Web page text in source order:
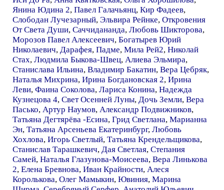
Янина Юдина 2, Павел Галачьянц, Кир Фадеев,
Слободан Лучезарный, Эльвира Рейнке, Откровения
От Света Души, Саччидананда, Любовь Шикторова,
Морозов Павел Алексеевич, Богатырев Юрий
Николаевич, Дарафея, Падме, Мила Рей2, Николай
Стах, Людмила Быкова-Швец, Алиева Эльмира,
Станислава Ильина, Владимир Бакатин, Вера Цебряк,
Наталья Михрина, Ирина Богдановская 2, Ирина
Леви, Фаина Соколова, Лариса Конина, Надежда
Кузнецова 4, Свет Осенней Луны, Дочь Земли, Вера
Пасько, Артур Наумов, Александр Подвижников,
Татьяна Дегтярёва -Есина, Грид Светлана, Марианна
Эн, Татьяна Арсеньева Екатеринбург, Любовь
Хохлова, Игорь Светлый, Татьяна Крендельщикова,
Станислав Тарашкевич, Дая Светлая, Степания
Самей, Наталья Глазунова-Моисеева, Вера Линькова
2, Елена Бревнова, Иван Крайности, Алеся
Королькова, Олег Мамыкин, Ювиния, Марина